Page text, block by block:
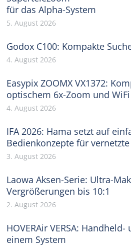
für das Alpha-System
5. August 2026
Godox C100: Kompakte
4. August 2026
Easypix ZOOMX VX1372:
optischem 6x-Zoom und WiFi
4. August 2026
IFA 2026: Hama setzt auf
Bedienkonzepte für
3. August 2026
Laowa Aksen-Serie: Ultra-
Vergrößerungen bis 10:1
2. August 2026
HOVERAir VERSA:
einem System